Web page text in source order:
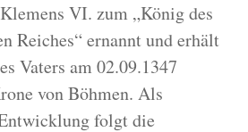
VI. zum „König des
Reiches“ ernannt und erhält
Vaters am 02.09.1347
von Böhmen. Als
folgt die